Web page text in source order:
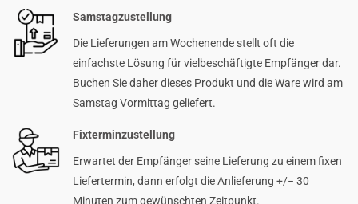
Samstagzustellung
Die Lieferungen am Wochenende stellt oft die
einfachste Lösung für vielbeschäftigte Empfänger dar.
Buchen Sie daher dieses Produkt und die Ware wird am
Samstag Vormittag geliefert.
Fixterminzustellung
Erwartet der Empfänger seine Lieferung zu einem fixen
Liefertermin, dann erfolgt die Anlieferung +/− 30
Minuten zum gewünschten Zeitpunkt.